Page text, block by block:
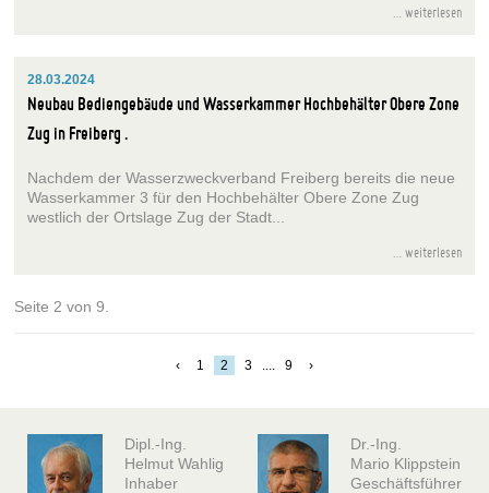
weiterlesen
28.03.2024
Neubau Bediengebäude und Wasserkammer Hochbehälter Obere Zone
Zug in Freiberg
Nachdem der Wasserzweckverband Freiberg bereits die neue
Wasserkammer 3 für den Hochbehälter Obere Zone Zug
westlich der Ortslage Zug der Stadt...
weiterlesen
Seite 2 von 9.
‹ 1 2 3 9 ›
Dipl.-Ing.
Helmut Wahlig
Inhaber
Dr.-Ing.
Mario Klippstein
Geschäftsführer